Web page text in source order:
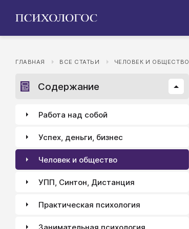
ГЛАВНАЯ ВСЕ СТАТЬИ ЧЕЛОВЕК И ОБЩЕСТВО
Содержание
Работа над собой
Успех, деньги, бизнес
Человек и общество
УПП, Синтон, Дистанция
Практическая психология
Занимательная психология